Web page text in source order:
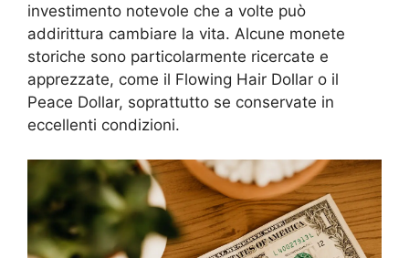
investimento notevole che a volte può
addirittura cambiare la vita. Alcune monete
storiche sono particolarmente ricercate e
apprezzate, come il Flowing Hair Dollar o il
Peace Dollar, soprattutto se conservate in
eccellenti condizioni.